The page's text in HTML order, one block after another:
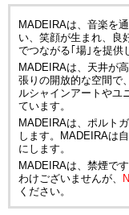
MADEIRAは、音楽を
い、笑顔が生まれ、良
でつながる｢場｣を提供
MADEIRAは、天井が
張りの開放的な空間で
ルシャインアートやユ
ています。
MADEIRAは、ポルト
します。MADEIRAは
にします。
MADEIRAは、禁煙で
わけございませんが、
ください。